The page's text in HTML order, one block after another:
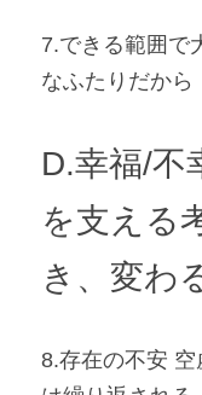
7.できる範囲で
なふたりだから
D.幸福/不
を支える
き、変わ
8.存在の不安